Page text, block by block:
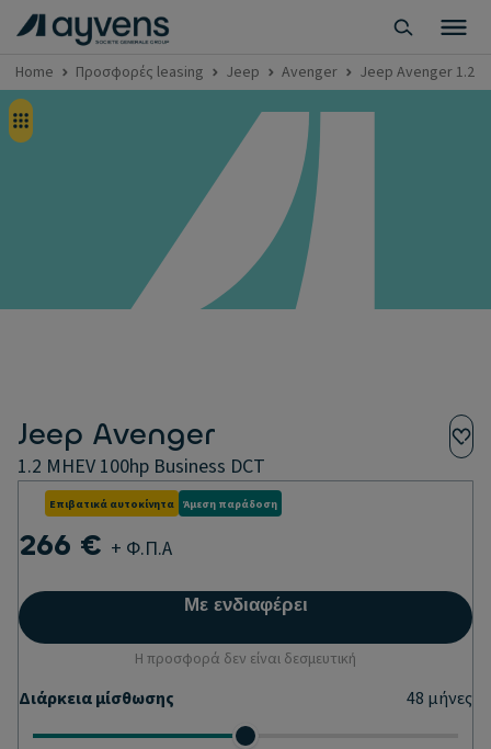
Home Προσφορές leasing Jeep Avenger Jeep Avenger 1.2
Jeep Avenger
1.2 MHEV 100hp Business DCT
Επιβατικά αυτοκίνητα Άμεση παράδοση
266 € + Φ.Π.Α
Με ενδιαφέρει
Η προσφορά δεν είναι δεσμευτική
Διάρκεια μίσθωσης 48 μήνες